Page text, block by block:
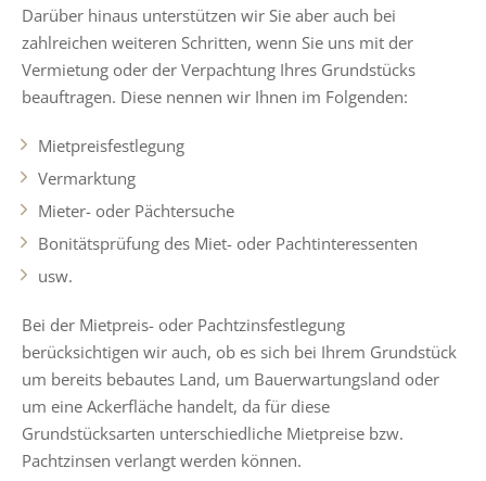
Darüber hinaus unterstützen wir Sie aber auch bei
zahlreichen weiteren Schritten, wenn Sie uns mit der
Vermietung oder der Verpachtung Ihres Grundstücks
beauftragen. Diese nennen wir Ihnen im Folgenden:
Mietpreisfestlegung
Vermarktung
Mieter- oder Pächtersuche
Bonitätsprüfung des Miet- oder Pachtinteressenten
usw.
Bei der Mietpreis- oder Pachtzinsfestlegung
berücksichtigen wir auch, ob es sich bei Ihrem Grundstück
um bereits bebautes Land, um Bauerwartungsland oder
um eine Ackerfläche handelt, da für diese
Grundstücksarten unterschiedliche Mietpreise bzw.
Pachtzinsen verlangt werden können.